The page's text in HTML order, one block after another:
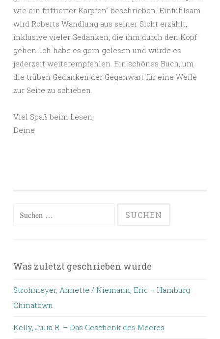
wie ein frittierter Karpfen“ beschrieben. Einfühlsam
wird Roberts Wandlung aus seiner Sicht erzählt,
inklusive vieler Gedanken, die ihm durch den Kopf
gehen. Ich habe es gern gelesen und würde es
jederzeit weiterempfehlen. Ein schönes Buch, um
die trüben Gedanken der Gegenwart für eine Weile
zur Seite zu schieben.
Viel Spaß beim Lesen,
Deine
Suchen
Was zuletzt geschrieben wurde
Strohmeyer, Annette / Niemann, Eric – Hamburg
Chinatown
Kelly, Julia R. – Das Geschenk des Meeres